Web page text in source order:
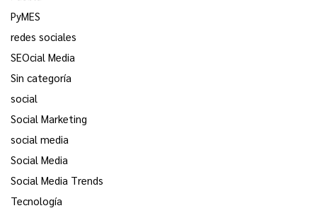
PyMES
redes sociales
SEOcial Media
Sin categoría
social
Social Marketing
social media
Social Media
Social Media Trends
Tecnología